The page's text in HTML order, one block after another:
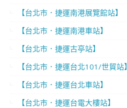
【台北市．捷運南港展覽館站】
【台北市．捷運南港車站】
【台北市．捷運古亭站】
【台北市．捷運台北101/世貿站】
【台北市．捷運台北車站】
【台北市．捷運台電大樓站】